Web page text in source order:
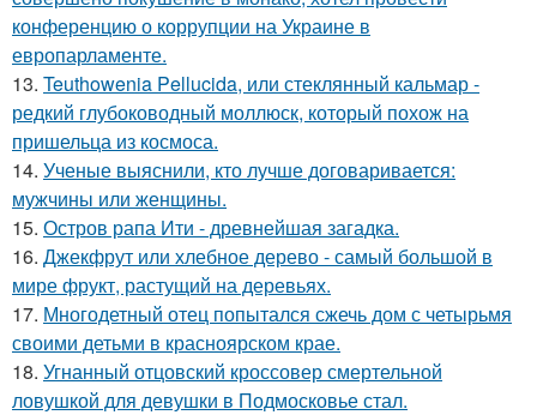
конференцию о коррупции на Украине в
европарламенте.
13. Teuthowenia Pellucida, или стеклянный кальмар -
редкий глубоководный моллюск, который похож на
пришельца из космоса.
14. Ученые выяснили, кто лучше договаривается:
мужчины или женщины.
15. Остров рапа Ити - древнейшая загадка.
16. Джекфрут или хлебное дерево - самый большой в
мире фрукт, растущий на деревьях.
17. Многодетный отец попытался сжечь дом с четырьмя
своими детьми в красноярском крае.
18. Угнанный отцовский кроссовер смертельной
ловушкой для девушки в Подмосковье стал.